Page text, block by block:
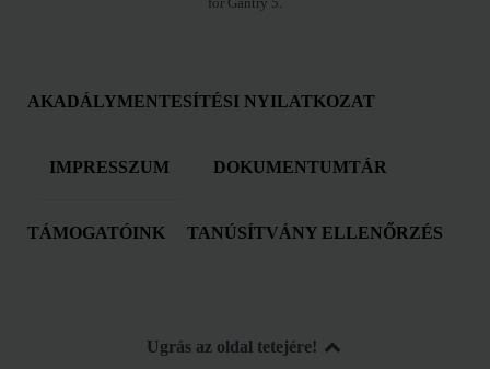
AKADÁLYMENTESÍTÉSI NYILATKOZAT
IMPRESSZUM DOKUMENTUMTÁR
TÁMOGATÓINK TANÚSÍTVÁNY ELLENŐRZÉS
Ugrás az oldal tetejére!